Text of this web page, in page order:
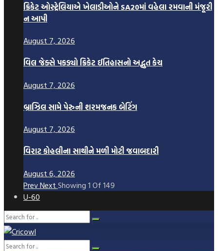
ક્રિકેટ ઓસ્ટ્રેલિયાએ ખેલાડીઓને SA20માં વહેલા રમવાની મંજૂરી
ન આપી
August 7, 2026
વિલ જેક્સે પકડ્યો ક્રિકેટ ઈતિહાસનો અદ્ભુત કેચ
August 7, 2026
બ્રાઝિલ સામે પેરુની શરમજનક બેટિંગ
August 7, 2026
વિરાટ કોહલીના સાથીને મળી મોટી જવાબદારી
August 6, 2026
PrevNext Showing 1 Of 149
U-60